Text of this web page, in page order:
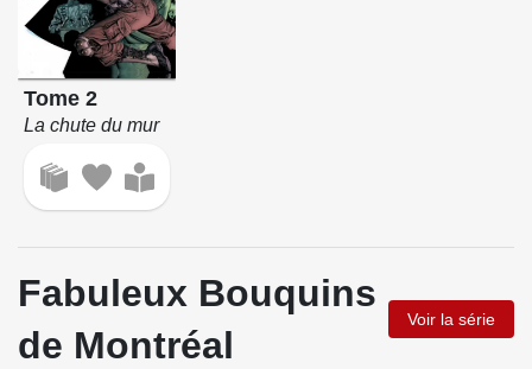
Tome 2
La chute du mur
Fabuleux Bouquins
de Montréal
Voir la série